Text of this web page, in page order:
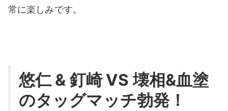
常に楽しみです。
悠仁 & 釘崎 VS 壊相&血塗
のタッグマッチ勃発！